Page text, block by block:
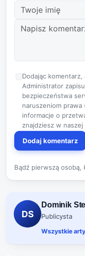
Dodając
Administrator
bezpieczeństwa
naruszeniom prawa
informacje o
znajdziesz w naszej
Dodaj komentarz
Bądź pierwszą osobą,
DS
Dominik
Publicysta
Wszystkie